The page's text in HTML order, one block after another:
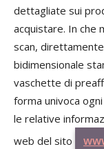
dettagliate sui
acquistare. In che
scan,
bidimensionale
vaschette di
forma univoca
le relative
web del sito